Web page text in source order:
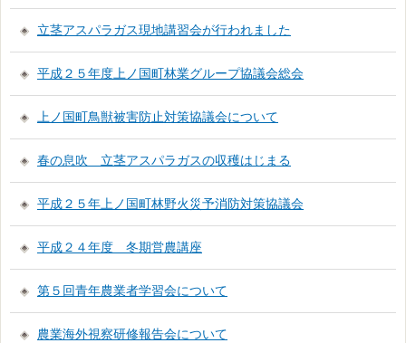
立茎アスパラガス現地講習会が行われました
平成２５年度上ノ国町林業グループ協議会総会
上ノ国町鳥獣被害防止対策協議会について
春の息吹 立茎アスパラガスの収穫はじまる
平成２５年上ノ国町林野火災予消防対策協議会
平成２４年度 冬期営農講座
第５回青年農業者学習会について
農業海外視察研修報告会について